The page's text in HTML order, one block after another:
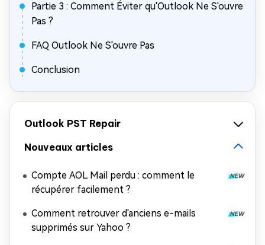
Partie 3 : Comment Éviter qu'Outlook Ne S'ouvre
Pas ?
FAQ Outlook Ne S'ouvre Pas
Conclusion
Outlook PST Repair
Nouveaux articles
Compte AOL Mail perdu : comment le
récupérer facilement ?
Comment retrouver d'anciens e-mails
supprimés sur Yahoo ?